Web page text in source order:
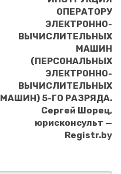
ОПЕРАТОРУ
ЭЛЕКТРОННО-
ВЫЧИСЛИТЕЛЬНЫХ
МАШИН
(ПЕРСОНАЛЬНЫХ
ЭЛЕКТРОННО-
ВЫЧИСЛИТЕЛЬНЫХ
МАШИН) 5-ГО РАЗРЯДА.
Сергей Шорец,
юрисконсульт —
Registr.by